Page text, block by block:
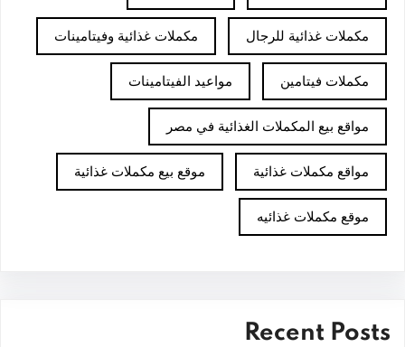
مكملات غذائية للرجال مكملات غذائية وفيتامينات
مكملات فيتامين مواعيد الفيتامينات
مواقع بيع المكملات الغذائية في مصر
مواقع مكملات غذائية موقع بيع مكملات غذائية
موقع مكملات غذائيه
Recent Posts